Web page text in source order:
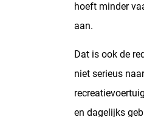
hoeft minder
aan.
Dat is ook de
niet serieus
en dagelijks